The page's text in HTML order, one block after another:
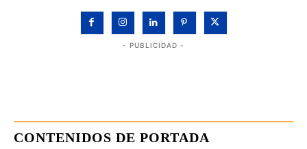
- PUBLICIDAD -
CONTENIDOS DE PORTADA